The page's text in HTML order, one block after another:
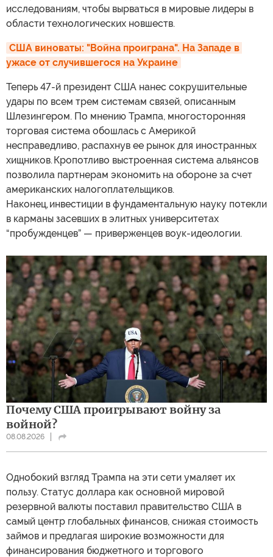
исследованиям, чтобы вырваться в мировые лидеры в
области технологических новшеств.
США виноваты: "Война проиграна". На Западе в
ужасе от случившегося на Украине
Теперь 47-й президент США нанес сокрушительные
удары по всем трем системам связей, описанным
Шлезингером. По мнению Трампа, многосторонняя
торговая система обошлась с Америкой
несправедливо, распахнув ее рынок для иностранных
хищников. Кропотливо выстроенная система альянсов
позволила партнерам экономить на обороне за счет
американских налогоплательщиков.
Наконец, инвестиции в фундаментальную науку потекли
в карманы засевших в элитных университетах
“пробужденцев” — приверженцев воук-идеологии.
Почему США проигрывают войну за
войной?
08.08.2026
Однобокий взгляд Трампа на эти сети умаляет их
пользу. Статус доллара как основной мировой
резервной валюты поставил правительство США в
самый центр глобальных финансов, снижая стоимость
займов и предлагая широкие возможности для
финансирования бюджетного и торгового